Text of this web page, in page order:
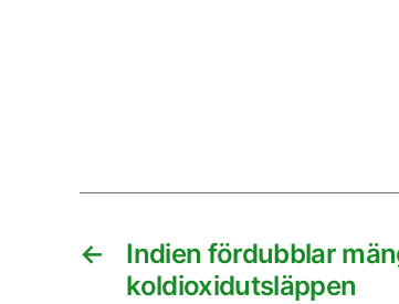
←
Indien fördubblar
koldioxidutsläppen